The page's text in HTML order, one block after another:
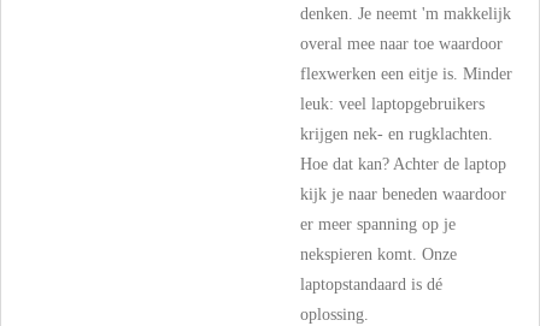
denken. Je neemt 'm makkelijk
overal mee naar toe waardoor
flexwerken een eitje is. Minder
leuk: veel laptopgebruikers
krijgen nek- en rugklachten.
Hoe dat kan? Achter de laptop
kijk je naar beneden waardoor
er meer spanning op je
nekspieren komt. Onze
laptopstandaard is dé
oplossing.